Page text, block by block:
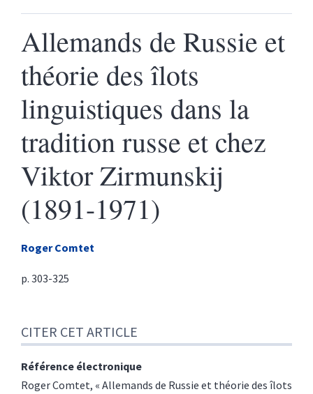
Allemands de Russie et
théorie des îlots
linguistiques dans la
tradition russe et chez
Viktor Zirmunskij
(1891-1971)
RogerComtet
p. 303-325
Auteur
CITER CET ARTICLE
Référence électronique
RogerComtet, « Allemands de Russie et théorie des îlots